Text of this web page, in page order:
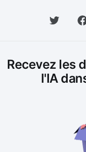
Recevez les
l'IA